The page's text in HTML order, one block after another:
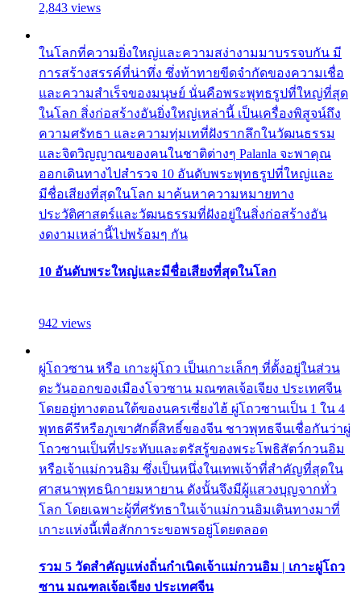
2,843 views
ในโลกที่ความยิ่งใหญ่และความสง่างามมาบรรจบกัน มี
การสร้างสรรค์ที่น่าทึ่ง ซึ่งท้าทายขีดจำกัดของความเชื่อ
และความสำเร็จของมนุษย์ นั่นคือพระพุทธรูปที่ใหญ่ที่สุด
ในโลก สิ่งก่อสร้างอันยิ่งใหญ่เหล่านี้ เป็นเครื่องพิสูจน์ถึง
ความศรัทธา และความทุ่มเทที่ฝังรากลึกในวัฒนธรรม
และจิตวิญญาณของคนในชาติต่างๆ Palanla จะพาคุณ
ออกเดินทางไปสำรวจ 10 อันดับพระพุทธรูปที่ใหญ่และ
มีชื่อเสียงที่สุดในโลก มาค้นหาความหมายทาง
ประวัติศาสตร์และวัฒนธรรมที่ฝังอยู่ในสิ่งก่อสร้างอัน
งดงามเหล่านี้ไปพร้อมๆ กัน
10 อันดับพระใหญ่และมีชื่อเสียงที่สุดในโลก
942 views
ผู่โถวซาน หรือ เกาะผู่โถว เป็นเกาะเล็กๆ ที่ตั้งอยู่ในส่วน
ตะวันออกของเมืองโจวซาน มณฑลเจ้อเจียง ประเทศจีน
โดยอยู่ทางตอนใต้ของนครเซี่ยงไฮ้ ผู่โถวซานเป็น 1 ใน 4
พุทธคีรีหรือภูเขาศักดิ์สิทธิ์ของจีน ชาวพุทธจีนเชื่อกันว่าผู่
โถวซานเป็นที่ประทับและตรัสรู้ของพระโพธิสัตว์กวนอิม
หรือเจ้าแม่กวนอิม ซึ่งเป็นหนึ่งในเทพเจ้าที่สำคัญที่สุดใน
ศาสนาพุทธนิกายมหายาน ดังนั้นจึงมีผู้แสวงบุญจากทั่ว
โลก โดยเฉพาะผู้ที่ศรัทธาในเจ้าแม่กวนอิมเดินทางมาที่
เกาะแห่งนี้เพื่อสักการะขอพรอยู่โดยตลอด
รวม 5 วัดสำคัญแห่งถิ่นกำเนิดเจ้าแม่กวนอิม | เกาะผู่โถว
ซาน มณฑลเจ้อเจียง ประเทศจีน